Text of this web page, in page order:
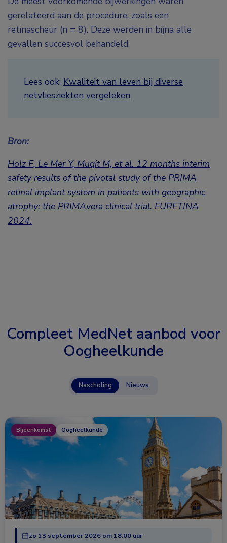
gerelateerd aan de procedure, zoals een
retinascheur (n = 8). Deze werden in bijna alle
gevallen succesvol behandeld.
Lees ook: Kwaliteit van leven bij diverse
netvliesziekten vergeleken
Bron:
Holz F, Le Mer Y, Muqit M, et al. 12 months interim
safety results of the pivotal study of the PRIMA
retinal implant system in patients with geographic
atrophy: the PRIMAvera clinical trial. EURETINA
2024.
Compleet MedNet aanbod voor
Oogheelkunde
Nascholing Nieuws
Bijeenkomst Oogheelkunde
zo 13 september 2026 om 18:00 uur